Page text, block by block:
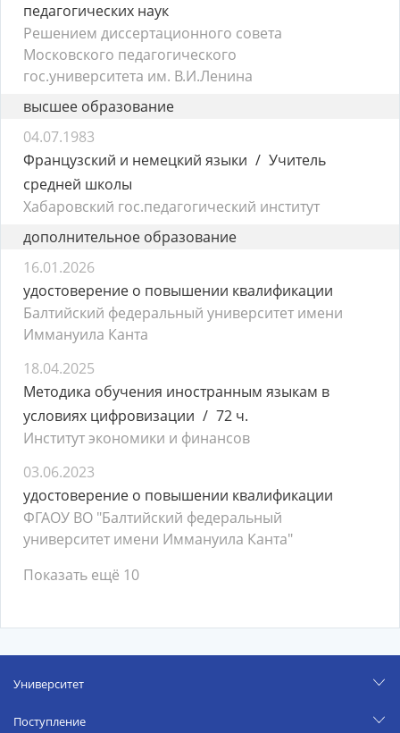
педагогических наук
Решением диссертационного совета
Московского педагогического
гос.университета им. В.И.Ленина
высшее образование
04.07.1983
Французский и немецкий языки
Учитель
средней школы
Хабаровский гос.педагогический институт
дополнительное образование
16.01.2026
удостоверение о повышении квалификации
Балтийский федеральный университет имени
Иммануила Канта
18.04.2025
Методика обучения иностранным языкам в
условиях цифровизации
72 ч.
Институт экономики и финансов
03.06.2023
удостоверение о повышении квалификации
ФГАОУ ВО "Балтийский федеральный
университет имени Иммануила Канта"
Показать ещё 10
Университет
Поступление